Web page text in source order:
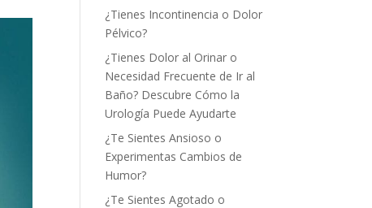
¿Tienes Incontinencia o Dolor
Pélvico?
¿Tienes Dolor al Orinar o
Necesidad Frecuente de Ir al
Baño? Descubre Cómo la
Urología Puede Ayudarte
¿Te Sientes Ansioso o
Experimentas Cambios de
Humor?
¿Te Sientes Agotado o